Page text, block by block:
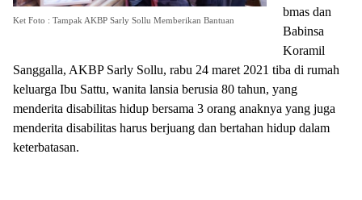
Ket Foto : Tampak AKBP Sarly Sollu Memberikan Bantuan
bmas dan
Babinsa
Koramil
Sanggalla, AKBP Sarly Sollu, rabu 24 maret 2021 tiba di rumah
keluarga Ibu Sattu, wanita lansia berusia 80 tahun, yang
menderita disabilitas hidup bersama 3 orang anaknya yang juga
menderita disabilitas harus berjuang dan bertahan hidup dalam
keterbatasan.